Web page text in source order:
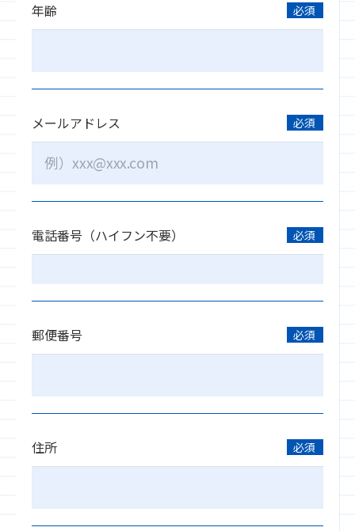
年齢 必須
メールアドレス 必須
電話番号（ハイフン不要） 必須
郵便番号 必須
住所 必須